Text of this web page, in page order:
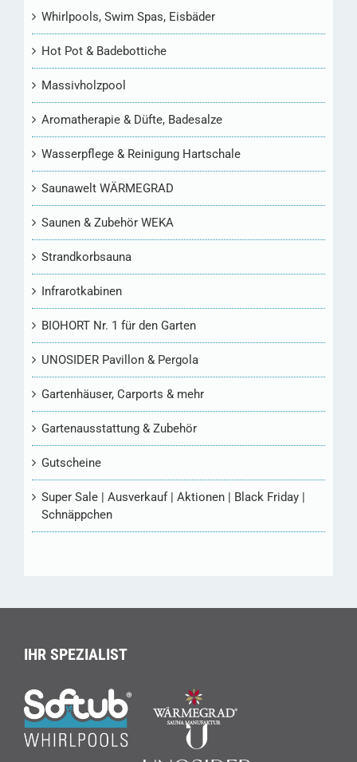
Whirlpools, Swim Spas, Eisbäder
Hot Pot & Badebottiche
Massivholzpool
Aromatherapie & Düfte, Badesalze
Wasserpflege & Reinigung Hartschale
Saunawelt WÄRMEGRAD
Saunen & Zubehör WEKA
Strandkorbsauna
Infrarotkabinen
BIOHORT Nr. 1 für den Garten
UNOSIDER Pavillon & Pergola
Gartenhäuser, Carports & mehr
Gartenausstattung & Zubehör
Gutscheine
Super Sale | Ausverkauf | Aktionen | Black Friday |
Schnäppchen
IHR SPEZIALIST